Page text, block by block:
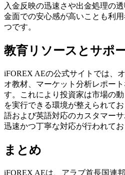
入金反映の迅速さや出金処理の
金面での安心感が高いことも利
つです。
教育リソースとサポ
iFOREX AEの公式サイトでは、
オ教材、マーケット分析レポー
す。これにより投資家は市場の
を実行できる環境が整えられて
語および英語対応のカスタマー
迅速かつ丁寧な対応が行われてお
まとめ
iFOREX AEは、アラブ首長国連